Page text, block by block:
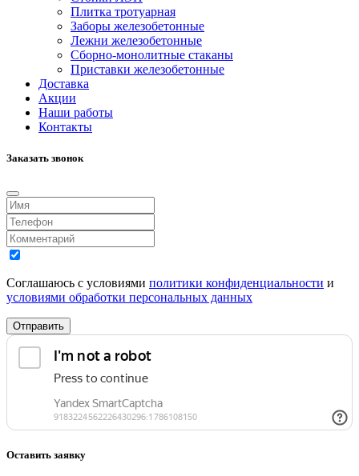
Плитка тротуарная
Заборы железобетонные
Лежни железобетонные
Сборно-монолитные стаканы
Приставки железобетонные
Доставка
Акции
Наши работы
Контакты
Заказать звонок
Соглашаюсь с условиями политики конфиденциальности и
условиями обработки персональных данных
Отправить
Оставить заявку